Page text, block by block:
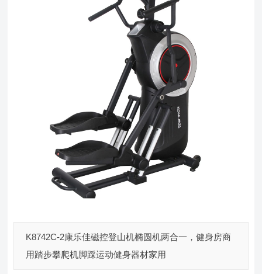
K8742C-2康乐佳磁控登山机椭圆机两合一，健身房商
用踏步攀爬机脚踩运动健身器材家用